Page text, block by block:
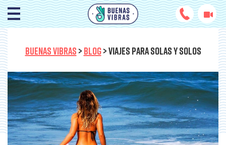
BUENAS VIBRAS > BLOG>VIAJES PARA SOLAS Y SOLOS